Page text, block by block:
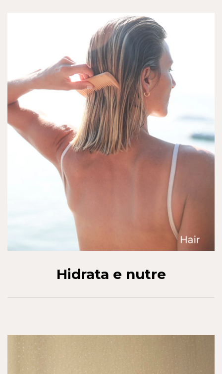
Hidrata e nutre